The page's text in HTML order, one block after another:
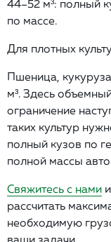
44–52 м³: полный
по массе.
Для плотных
Пшеница,
м³. Здесь
ограничение
таких культур
полный кузов по
полной массы
Свяжитесь с нами
рассчитать
необходимую
ваши задачи.